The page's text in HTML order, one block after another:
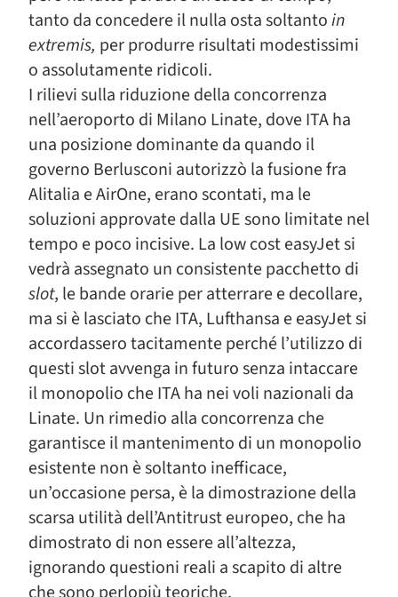
tanto da concedere il nulla osta soltantoin
extremis, per produrre risultati modestissimi
o assolutamente ridicoli.
I rilievi sulla riduzione della concorrenza
nell’aeroporto di Milano Linate, dove ITA ha
una posizione dominante da quando il
governo Berlusconi autorizzò la fusione fra
Alitalia e AirOne, erano scontati, ma le
soluzioni approvate dalla UE sono limitate nel
tempo e poco incisive. La low cost easyJet si
vedrà assegnato un consistente pacchetto di
slot, le bande orarie per atterrare e decollare,
ma si è lasciato che ITA, Lufthansa e easyJet si
accordassero tacitamente perché l’utilizzo di
questi slot avvenga in futuro senza intaccare
il monopolio che ITA ha nei voli nazionali da
Linate. Un rimedio alla concorrenza che
garantisce il mantenimento di un monopolio
esistente non è soltanto inefficace,
un’occasione persa, è la dimostrazione della
scarsa utilità dell’Antitrust europeo, che ha
dimostrato di non essere all’altezza,
ignorando questioni reali a scapito di altre